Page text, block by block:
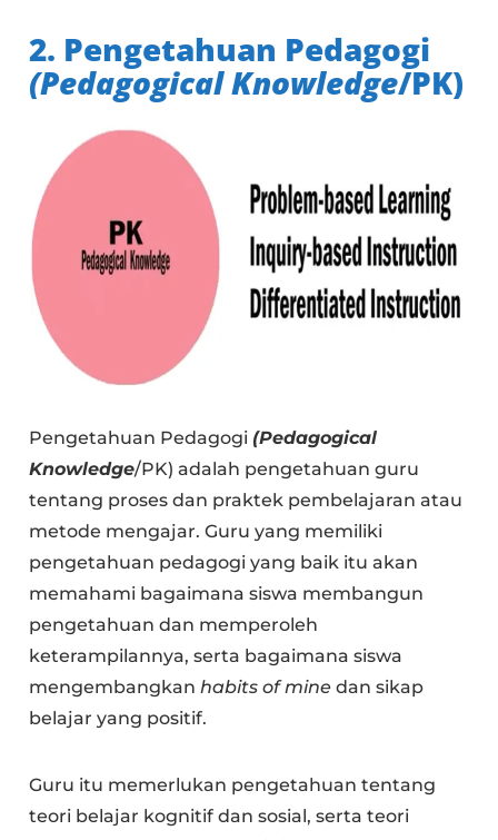
2. Pengetahuan Pedagogi
(Pedagogical Knowledge/PK)
Pengetahuan Pedagogi (Pedagogical
Knowledge/PK) adalah pengetahuan guru
tentang proses dan praktek pembelajaran atau
metode mengajar. Guru yang memiliki
pengetahuan pedagogi yang baik itu akan
memahami bagaimana siswa membangun
pengetahuan dan memperoleh
keterampilannya, serta bagaimana siswa
mengembangkan habits of mine dan sikap
belajar yang positif.
Guru itu memerlukan pengetahuan tentang
teori belajar kognitif dan sosial, serta teori